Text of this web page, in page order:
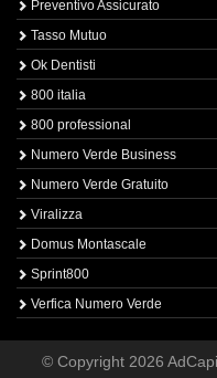
Preventivo Assicurato
Tasso Mutuo
Ok Dentisti
800 italia
800 professional
Numero Verde Business
Numero Verde Gratuito
Viralizza
Domus Montascale
Sprint800
Verfica Numero Verde
© Copyright 2026